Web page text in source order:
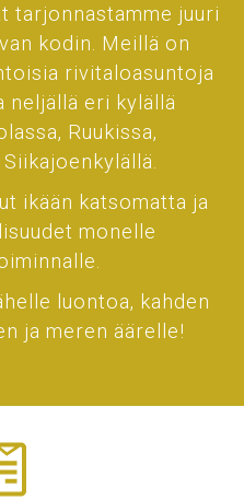
tarjonnastamme juuri
kodin. Meillä on
rivitaloasuntoja
neljällä eri kylällä
Ruukissa,
ikään katsomatta ja
monelle
luontoa, kahden
ja meren äärelle!